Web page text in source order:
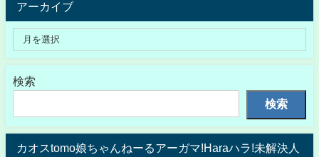
アーカイブ
検索
検索
カオスtomo娘ちゃんねーるアーガマ!Haraハラ!未解決人